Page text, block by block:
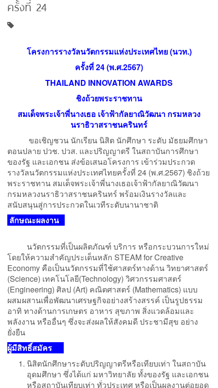
ครั้งที่ 24
โครงการรางวัลนวัตกรรมแห่งประเทศไทย (นวท.)
ครั้งที่ 24 (พ.ศ.2567)
THAILAND INNOVATION AWARDS
ชิงถ้วยพระราชทาน
สมเด็จพระเจ้าพี่นางเธอ เจ้าฟ้ากัลยาณิวัฒนา กรมหลวง
นราธิวาสราชนครินทร์
ขอเชิญชวน นักเรียน นิสิต นักศึกษา ระดับ มัธยมศึกษา
ตอนปลาย ปวช. ปวส. และปริญญาตรี ในสถาบันการศึกษา
ของรัฐ และเอกชน ส่งข้อเสนอโครงการ เข้าร่วมประกวด
รางวัลนวัตกรรมแห่งประเทศไทยครั้งที่ 24 (พ.ศ.2567) ชิงถ้วย
พระราชทาน สมเด็จพระเจ้าพี่นางเธอเจ้าฟ้ากัลยาณิวัฒนา
กรมหลวงนราธิวาสราชนครินทร์ พร้อมเงินรางวัลและ
สนับสนุนสู่การประกวดในเวทีระดับนานาชาติ
ลักษณะผลงาน
นวัตกรรมที่เป็นผลิตภัณฑ์ บริการ หรือกระบวนการใหม่
โดยให้ความสำคัญประเด็นหลัก STEAM for Creative
Economy คือเป็นนวัตกรรมที่ใช้ศาสตร์ทางด้าน วิทยาศาสตร์
(Science) เทคโนโลยี(Technology) วิศวกรรมศาสตร์
(Engineering) ศิลป (Art) คณิตศาสตร์ (Mathematics) แบบ
ผสมผสานเพื่อพัฒนาเศรษฐกิจอย่างสร้างสรรค์ เป็นรูปธรรม
อาทิ ทางด้านการเกษตร อาหาร สุขภาพ สิ่งแวดล้อมและ
พลังงาน หรืออื่นๆ ซึ่งจะส่งผลให้สังคมดี ประชามีสุข อย่าง
ยั่งยืน
ผู้มีสิทธิ์สมัคร
นิสิตนักศึกษาระดับปริญญาตรีหรือเทียบเท่า ในสถาบัน
อุดมศึกษา ซึ่งได้แก่ มหาวิทยาลัย ทั้งของรัฐ และเอกชน
หรือสถาบันเทียบเท่า ทั่วประเทศ หรือเป็นผลงานต่อยอด